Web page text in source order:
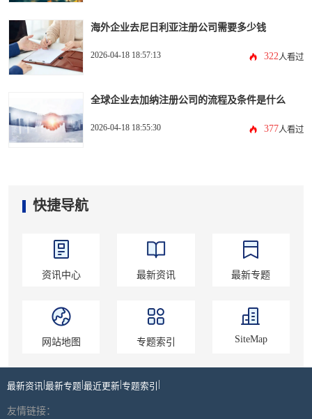
海外企业去尼日利亚注册公司需要多少钱
2026-04-18 18:57:13 322人看过
全球企业去加纳注册公司的流程及条件是什么
2026-04-18 18:55:30 377人看过
快捷导航
资讯中心 最新资讯 最新专题
网站地图 专题索引 SiteMap
最新资讯 最新专题 最近更新 专题索引
友情链接：